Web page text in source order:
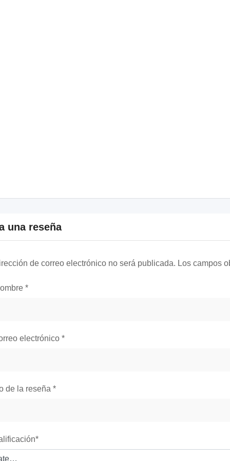
una reseña
de correo electrónico no será publicada. Los campos
*
electrónico *
de la reseña *
*